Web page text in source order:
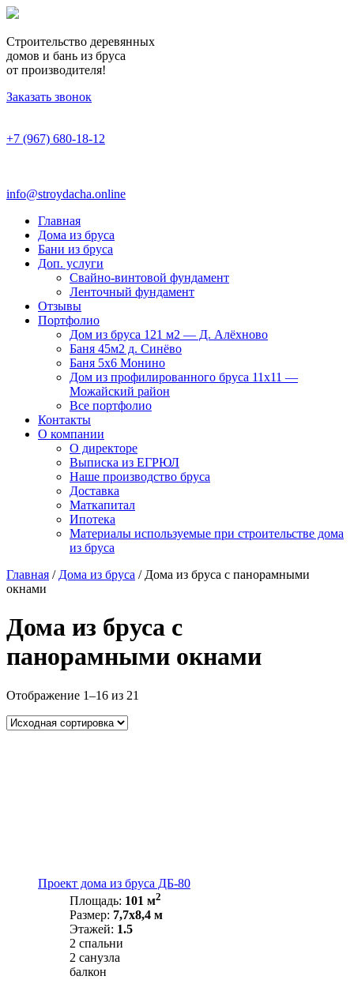
Строительство деревянных
домов и бань из бруса
от производителя!
Заказать звонок
+7 (967) 680-18-12
info@stroydacha.online
Главная
Дома из бруса
Бани из бруса
Доп. услуги
Свайно-винтовой фундамент
Ленточный фундамент
Отзывы
Портфолио
Дом из бруса 121 м2 — Д. Алёхново
Баня 45м2 д. Синёво
Баня 5х6 Монино
Дом из профилированного бруса 11х11 —
Можайский район
Все портфолио
Контакты
О компании
О директоре
Выписка из ЕГРЮЛ
Наше производство бруса
Доставка
Маткапитал
Ипотека
Материалы используемые при строительстве дома
из бруса
Главная / Дома из бруса / Дома из бруса с панорамными
окнами
Дома из бруса с
панорамными окнами
Отображение 1–16 из 21
Проект дома из бруса ДБ-80
Площадь: 101 м2
Размер: 7,7х8,4 м
Этажей: 1.5
2 спальни
2 санузла
балкон